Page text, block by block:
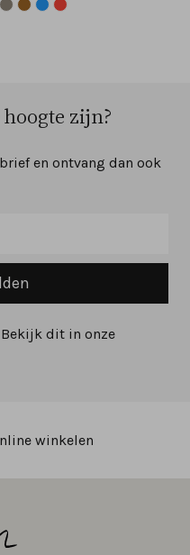
zijn?
en ontvang dan ook
dit in onze
winkelen